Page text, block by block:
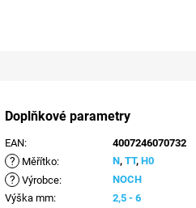
Doplňkové parametry
EAN: 4007246070732
? Měřítko: N,TT,H0
? Výrobce:
NOCH
Výška mm: 2,5 - 6